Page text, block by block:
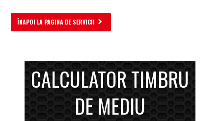
ÎNAPOI LA PAGINA DE SERVICII
CALCULATOR TIMBRU
DE MEDIU